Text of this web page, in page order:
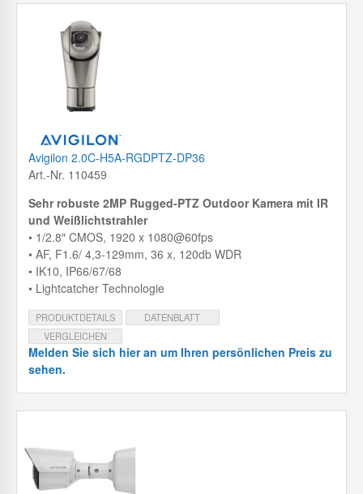
Avigilon 2.0C-H5A-RGDPTZ-DP36
Art.-Nr. 110459
Sehr robuste 2MP Rugged-PTZ Outdoor Kamera mit IR
und Weißlichtstrahler
• 1/2.8″ CMOS, 1920 x 1080@60fps
• AF, F1.6/ 4,3-129mm, 36 x, 120db WDR
• IK10, IP66/67/68
• Lightcatcher Technologie
PRODUKTDETAILS
DATENBLATT
VERGLEICHEN
Melden Sie sich hier an um Ihren persönlichen Preis zu
sehen.